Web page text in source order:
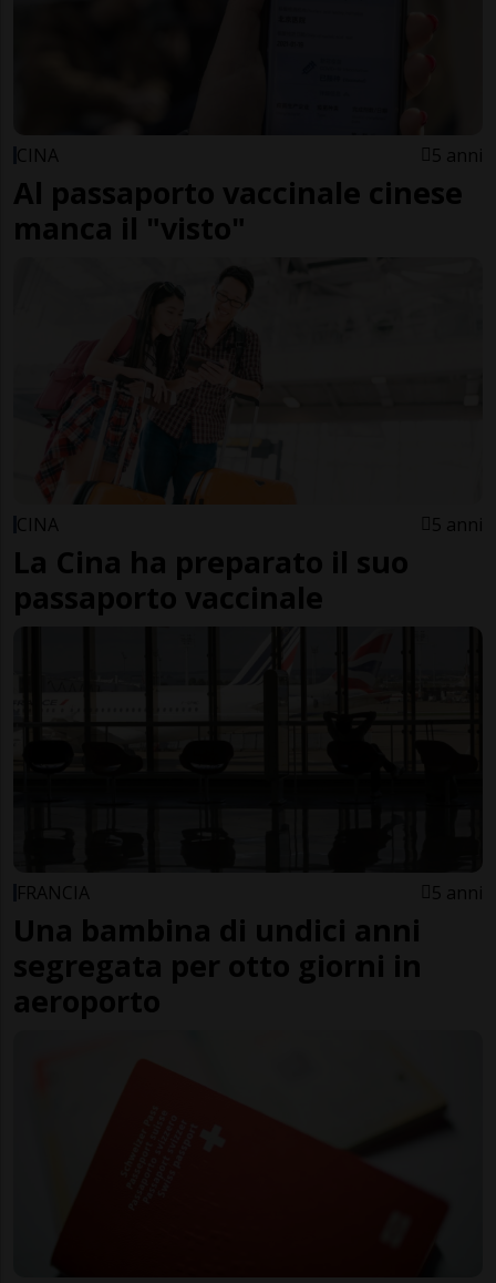
CINA 5 anni
Al passaporto vaccinale cinese
manca il "visto"
CINA 5 anni
La Cina ha preparato il suo
passaporto vaccinale
FRANCIA 5 anni
Una bambina di undici anni
segregata per otto giorni in
aeroporto